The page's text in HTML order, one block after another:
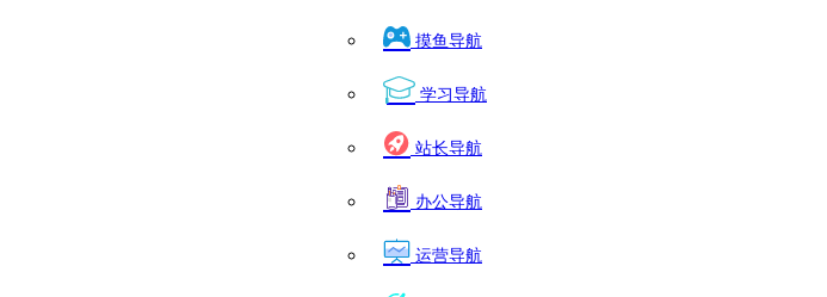
摸鱼导航
学习导航
站长导航
办公导航
运营导航